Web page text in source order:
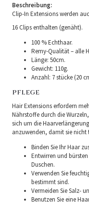
Beschreibung:
Clip-In Extensions werden
16 Clips enthalten (genäht).
100 % Echthaar.
Remy-Qualität – alle
Länge: 50cm.
Gewicht: 110g.
Anzahl: 7 stücke (20
PFLEGE
Hair Extensions erfordern
Nährstoffe durch die
sich um die
anzuwenden, damit sie nicht
Binden Sie Ihr Haar
Entwirren und
Duschen.
Verwenden Sie
bestimmt sind.
Vermeiden Sie Salz-
Benutzen Sie eine